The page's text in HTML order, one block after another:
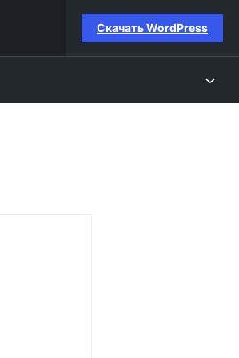
Скачать WordPress